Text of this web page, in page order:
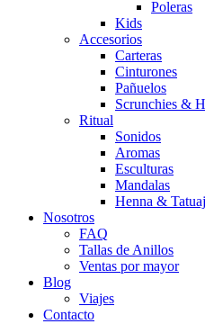
Poleras
Kids
Accesorios
Carteras
Cinturones
Pañuelos
Scrunchies &
Ritual
Sonidos
Aromas
Esculturas
Mandalas
Henna &
Nosotros
FAQ
Tallas de Anillos
Ventas por mayor
Blog
Viajes
Contacto